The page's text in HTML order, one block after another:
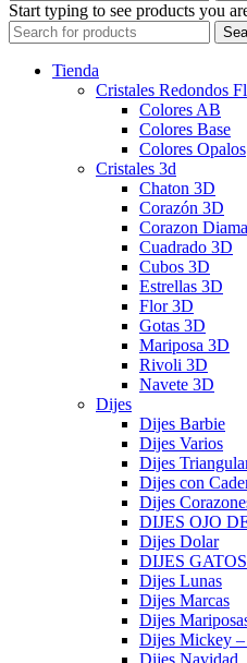
Start typing to see products you
Tienda
Cristales Redondos
Colores AB
Colores Base
Colores Opalos
Cristales 3d
Chaton 3D
Corazón 3D
Corazon
Cuadrado 3D
Cubos 3D
Estrellas 3D
Flor 3D
Gotas 3D
Mariposa 3D
Rivoli 3D
Navete 3D
Dijes
Dijes Barbie
Dijes Varios
Dijes
Dijes con
Dijes
DIJES OJO
Dijes Dolar
DIJES GATOS
Dijes Lunas
Dijes Marcas
Dijes
Dijes Mickey